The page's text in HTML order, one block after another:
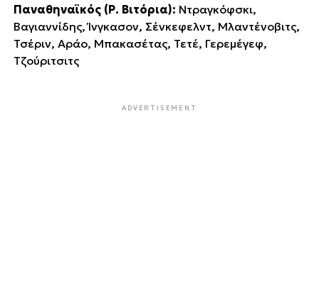
Παναθηναϊκός (Ρ. Βιτόρια): Ντραγκόφσκι,
Βαγιαννίδης, Ίνγκασον, Σένκεφελντ, Μλαντένοβιτς,
Τσέριν, Αράο, Μπακασέτας, Τετέ, Γερεμέγεφ,
Τζούριτσιτς
ADVERTISEMENT